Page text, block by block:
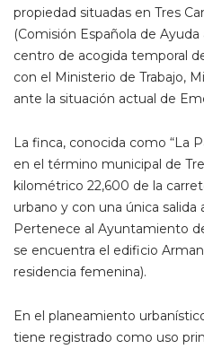
propiedad situadas en Tres
(Comisión Española de
centro de acogida temporal
con el Ministerio de Trabajo,
ante la situación actual de
La finca, conocida como “La
en el término municipal de
kilométrico 22,600 de la
urbano y con una única salida
Pertenece al Ayuntamiento
se encuentra el edificio
residencia femenina).
En el planeamiento
tiene registrado como uso